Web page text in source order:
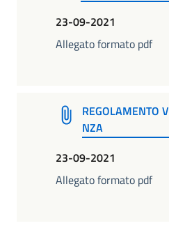
23-09-2021
Allegato formato pdf
REGOLAMENTO
NZA
23-09-2021
Allegato formato pdf